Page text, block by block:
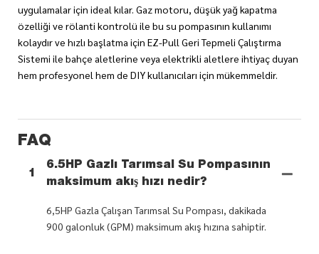
uygulamalar için ideal kılar. Gaz motoru, düşük yağ kapatma
özelliği ve rölanti kontrolü ile bu su pompasının kullanımı
kolaydır ve hızlı başlatma için EZ-Pull Geri Tepmeli Çalıştırma
Sistemi ile bahçe aletlerine veya elektrikli aletlere ihtiyaç duyan
hem profesyonel hem de DIY kullanıcıları için mükemmeldir.
FAQ
1
6.5HP Gazlı Tarımsal Su Pompasının
maksimum akış hızı nedir?
6,5HP Gazla Çalışan Tarımsal Su Pompası, dakikada
900 galonluk (GPM) maksimum akış hızına sahiptir.